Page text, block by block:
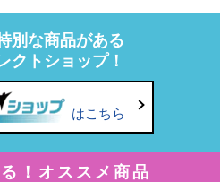
別な商品がある
クトショップ！
はこちら
！オススメ商品